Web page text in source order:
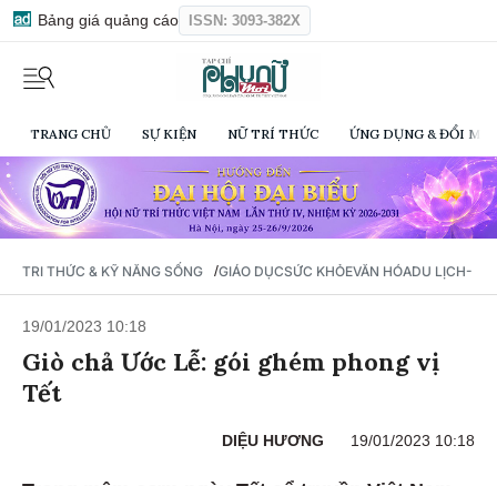
Bảng giá quảng cáo ISSN: 3093-382X
TRANG CHỦ SỰ KIỆN NỮ TRÍ THỨC ỨNG DỤNG & ĐỔI
TRI THỨC & KỸ NĂNG SỐNG /GIÁO DỤCSỨC KHỎEVĂN HÓADU LỊCH-
19/01/2023 10:18
Giò chả Ước Lễ: gói ghém phong vị
Tết
DIỆU HƯƠNG 19/01/2023 10:18